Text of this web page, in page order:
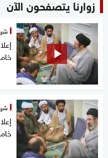
زوارنا يتصفحون الآن